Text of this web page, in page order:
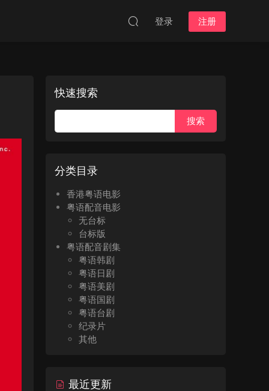
登录 注册
快速搜索
分类目录
香港粤语电影
粤语配音电影
无台标
台标版
粤语配音剧集
粤语韩剧
粤语日剧
粤语美剧
粤语国剧
粤语台剧
纪录片
其他
最近更新